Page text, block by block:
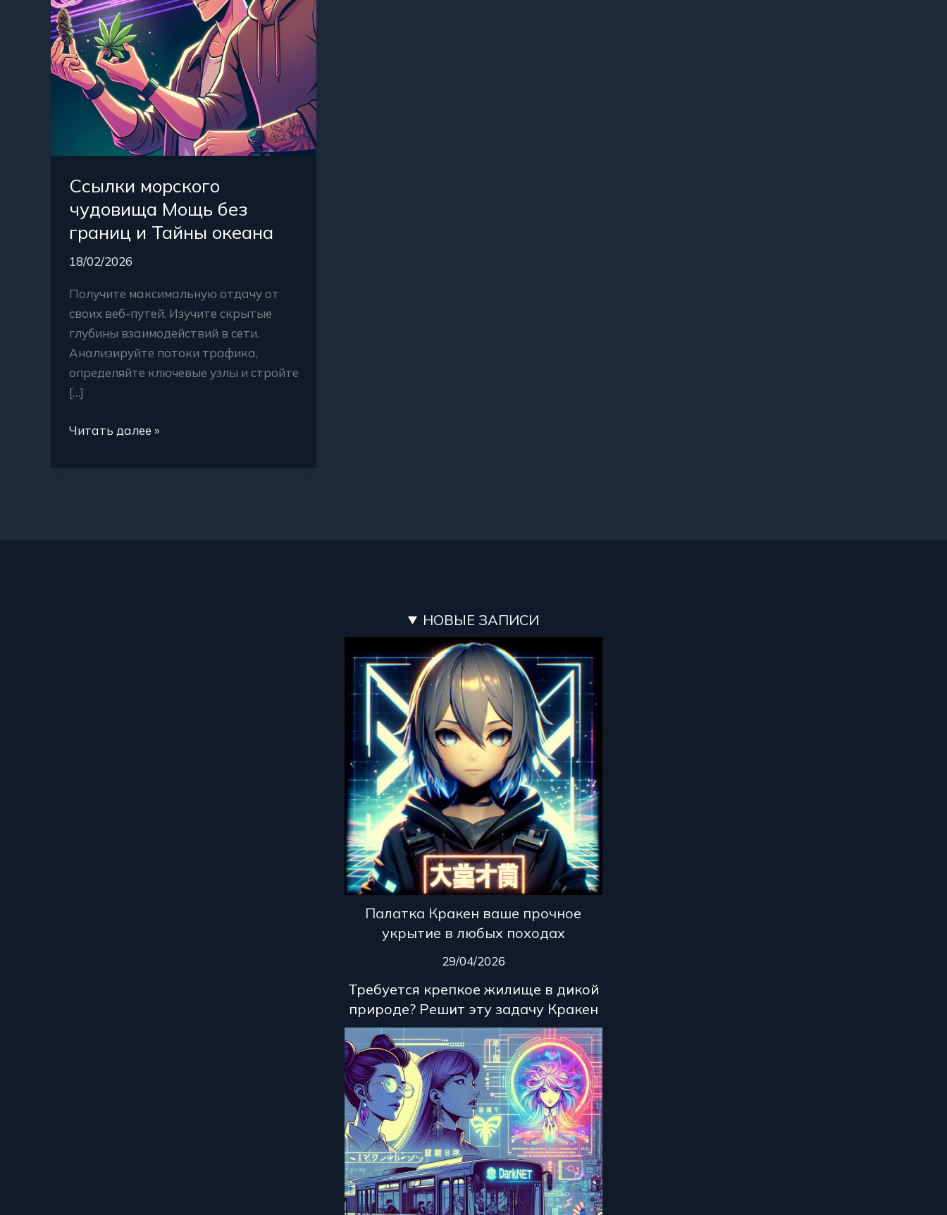
Ссылки морского
чудовища Мощь без
границ и Тайны океана
18/02/2026
Получите максимальную отдачу от
своих веб-путей. Изучите скрытые
глубины взаимодействий в сети.
Анализируйте потоки трафика,
определяйте ключевые узлы и стройте
[…]
и
Тайны
океана
Читать далее »
НОВЫЕ ЗАПИСИ
Палатка Кракен ваше прочное
укрытие в любых походах
29/04/2026
Требуется крепкое жилище в дикой
природе? Решит эту задачу Кракен